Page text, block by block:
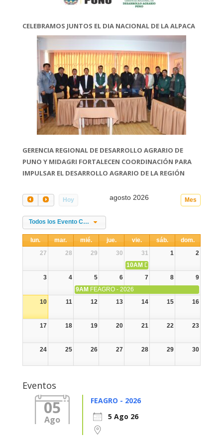
CELEBRAMOS JUNTOS EL DIA NACIONAL DE LA ALPACA
GERENCIA REGIONAL DE DESARROLLO AGRARIO DE
PUNO Y MIDAGRI FORTALECEN COORDINACIÓN PARA
IMPULSAR EL DESARROLLO AGRARIO DE LA REGIÓN
Hoy Mes
agosto 2026
Todos los Evento Categories
lun. mar. mié. jue. vie. sáb.
dom.
27
28 29 30 31 1
2
10AM DIA NACIONAL DE LA
3
4 5 6 7 8
9
9AM FEAGRO - 2026
10
11 12 13 14 15 16
17 18 19 20 21 22 23
24 25 26 27 28 29 30
Eventos
05
Ago
FEAGRO - 2026
5 Ago 26